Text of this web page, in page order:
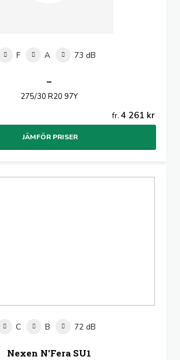
F A 73 dB
–
275/30 R20 97Y
fr. 4 261 kr
JÄMFÖR PRISER
C B 72 dB
Nexen N'Fera SU1